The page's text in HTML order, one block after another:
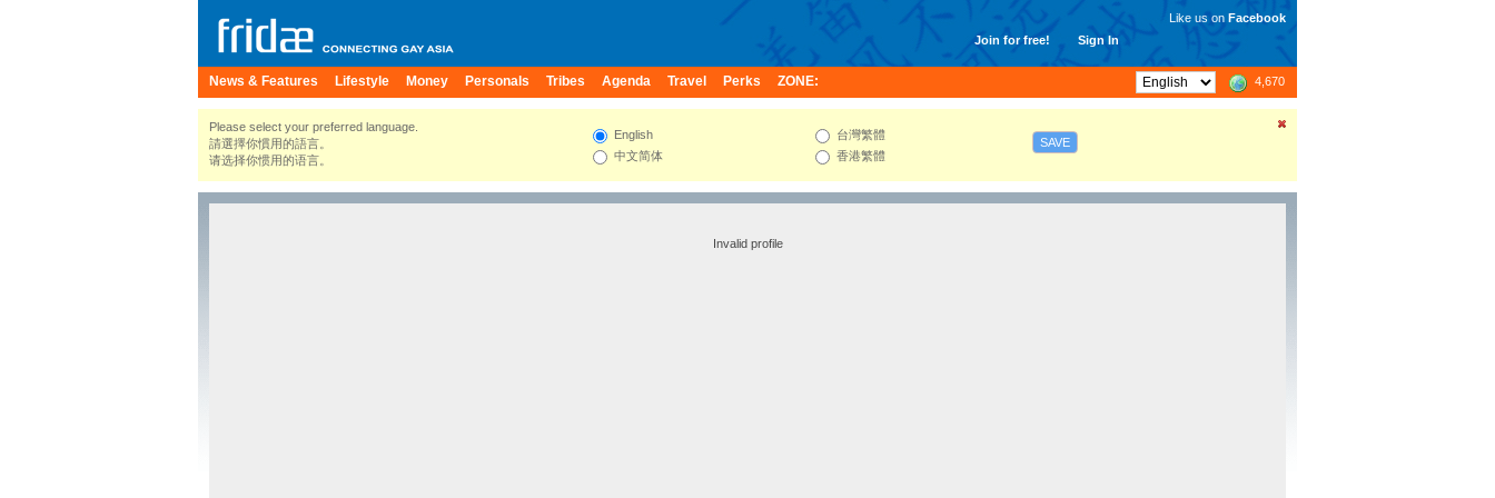
Join for free! Sign In
Like us on Facebook
News & Features Lifestyle Money Personals Tribes Agenda Travel Perks ZONE: 4,670
Please select your preferred language.
請選擇你慣用的語言。
请选择你惯用的语言。
English
中文简体
台灣繁體
香港繁體
SAVE
Invalid profile